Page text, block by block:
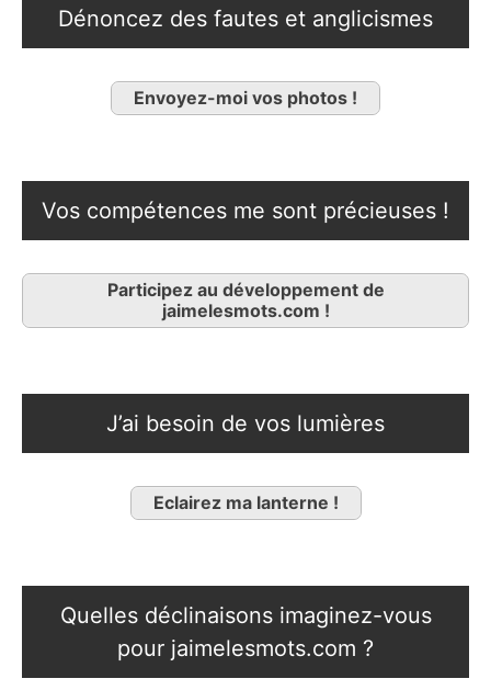
Dénoncez des fautes et anglicismes
Envoyez-moi vos photos !
Vos compétences me sont précieuses !
Participez au développement de
jaimelesmots.com !
J’ai besoin de vos lumières
Eclairez ma lanterne !
Quelles déclinaisons imaginez-vous
pour jaimelesmots.com ?